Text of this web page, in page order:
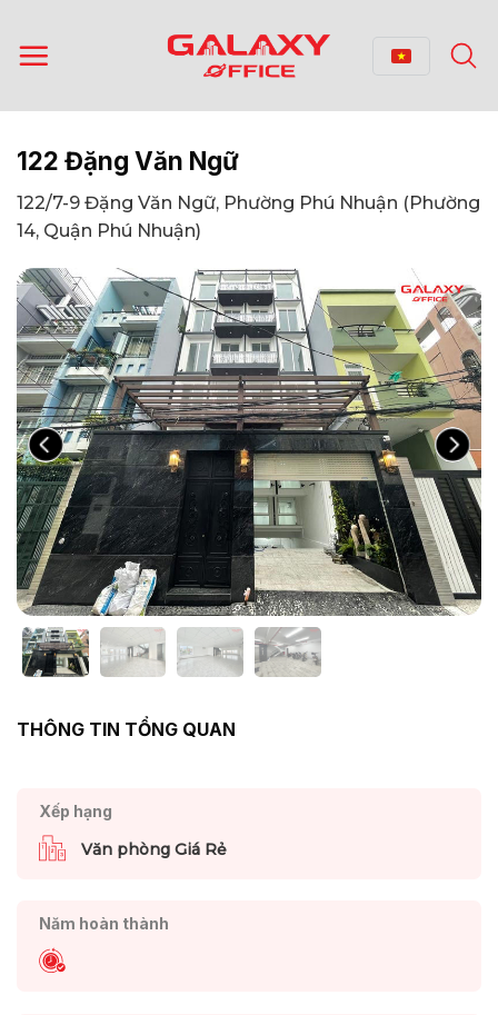
qua
nội
122 Đặng Văn Ngữ
122/7-9 Đặng Văn Ngữ, Phường Phú Nhuận (Phường
14, Quận Phú Nhuận)
THÔNG TIN TỔNG QUAN
Xếp hạng
Văn phòng Giá Rẻ
Năm hoàn thành